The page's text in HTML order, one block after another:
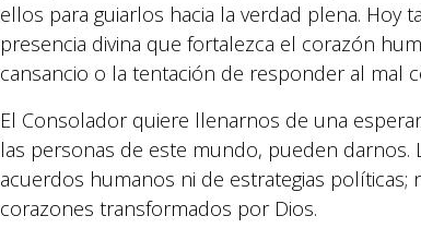
ellos para guiarlos hacia la verdad plena. Hoy
presencia divina que fortalezca el corazón
cansancio o la tentación de responder al mal
El Consolador quiere llenarnos de una
las personas de este mundo, pueden darnos.
acuerdos humanos ni de estrategias
corazones transformados por Dios.